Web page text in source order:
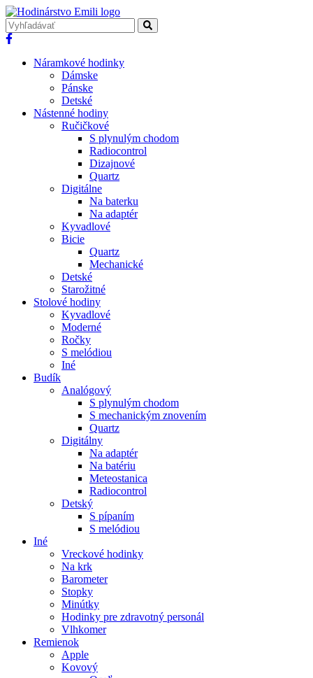
Náramkové hodinky
Dámske
Pánske
Detské
Nástenné hodiny
Ručičkové
S plynulým chodom
Radiocontrol
Dizajnové
Quartz
Digitálne
Na baterku
Na adaptér
Kyvadlové
Bicie
Quartz
Mechanické
Detské
Starožitné
Stolové hodiny
Kyvadlové
Moderné
Ročky
S melódiou
Iné
Budík
Analógový
S plynulým chodom
S mechanickým znovením
Quartz
Digitálny
Na adaptér
Na batériu
Meteostanica
Radiocontrol
Detský
S pípaním
S melódiou
Iné
Vreckové hodinky
Na krk
Barometer
Stopky
Minútky
Hodinky pre zdravotný personál
Vlhkomer
Remienok
Apple
Kovový